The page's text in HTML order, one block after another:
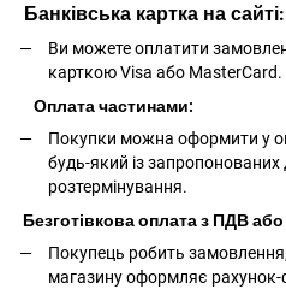
Банківська картка на сайті:
Ви можете оплатити
карткою Visa або MasterCard.
Оплата частинами:
Покупки можна оформити у
будь-який із запропонованих
розтермінування.
Безготівкова оплата з ПДВ
Покупець робить замовлення,
магазину оформляє рахунок-